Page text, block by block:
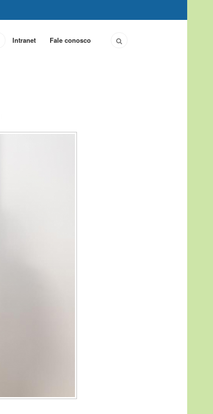
Intranet Fale conosco